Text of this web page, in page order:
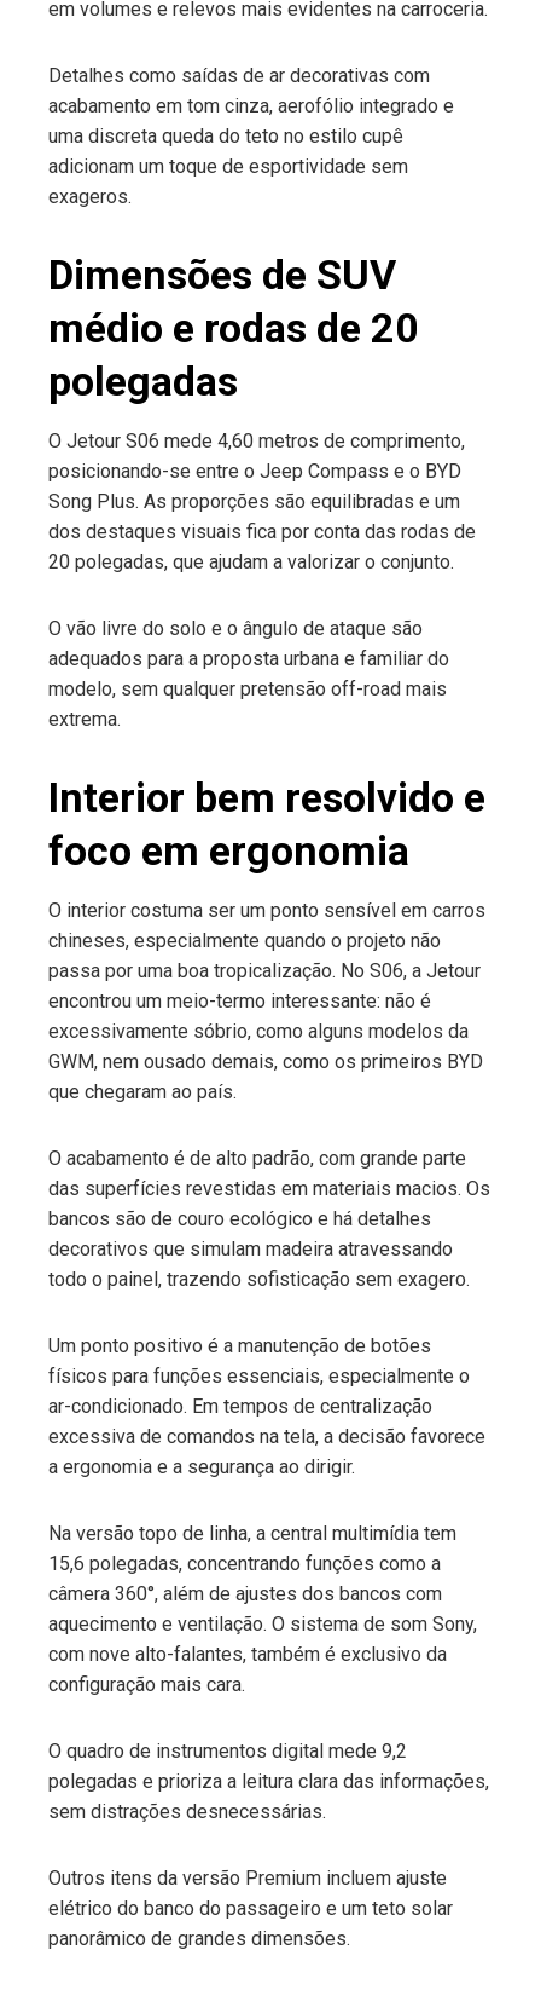
em volumes e relevos mais evidentes na carroceria.
Detalhes como saídas de ar decorativas com
acabamento em tom cinza, aerofólio integrado e
uma discreta queda do teto no estilo cupê
adicionam um toque de esportividade sem
exageros.
Dimensões de SUV
médio e rodas de 20
polegadas
O Jetour S06 mede 4,60 metros de comprimento,
posicionando-se entre o Jeep Compass e o BYD
Song Plus. As proporções são equilibradas e um
dos destaques visuais fica por conta das rodas de
20 polegadas, que ajudam a valorizar o conjunto.
O vão livre do solo e o ângulo de ataque são
adequados para a proposta urbana e familiar do
modelo, sem qualquer pretensão off-road mais
extrema.
Interior bem resolvido e
foco em ergonomia
O interior costuma ser um ponto sensível em carros
chineses, especialmente quando o projeto não
passa por uma boa tropicalização. No S06, a Jetour
encontrou um meio-termo interessante: não é
excessivamente sóbrio, como alguns modelos da
GWM, nem ousado demais, como os primeiros BYD
que chegaram ao país.
O acabamento é de alto padrão, com grande parte
das superfícies revestidas em materiais macios. Os
bancos são de couro ecológico e há detalhes
decorativos que simulam madeira atravessando
todo o painel, trazendo sofisticação sem exagero.
Um ponto positivo é a manutenção de botões
físicos para funções essenciais, especialmente o
ar-condicionado. Em tempos de centralização
excessiva de comandos na tela, a decisão favorece
a ergonomia e a segurança ao dirigir.
Na versão topo de linha, a central multimídia tem
15,6 polegadas, concentrando funções como a
câmera 360°, além de ajustes dos bancos com
aquecimento e ventilação. O sistema de som Sony,
com nove alto-falantes, também é exclusivo da
configuração mais cara.
O quadro de instrumentos digital mede 9,2
polegadas e prioriza a leitura clara das informações,
sem distrações desnecessárias.
Outros itens da versão Premium incluem ajuste
elétrico do banco do passageiro e um teto solar
panorâmico de grandes dimensões.